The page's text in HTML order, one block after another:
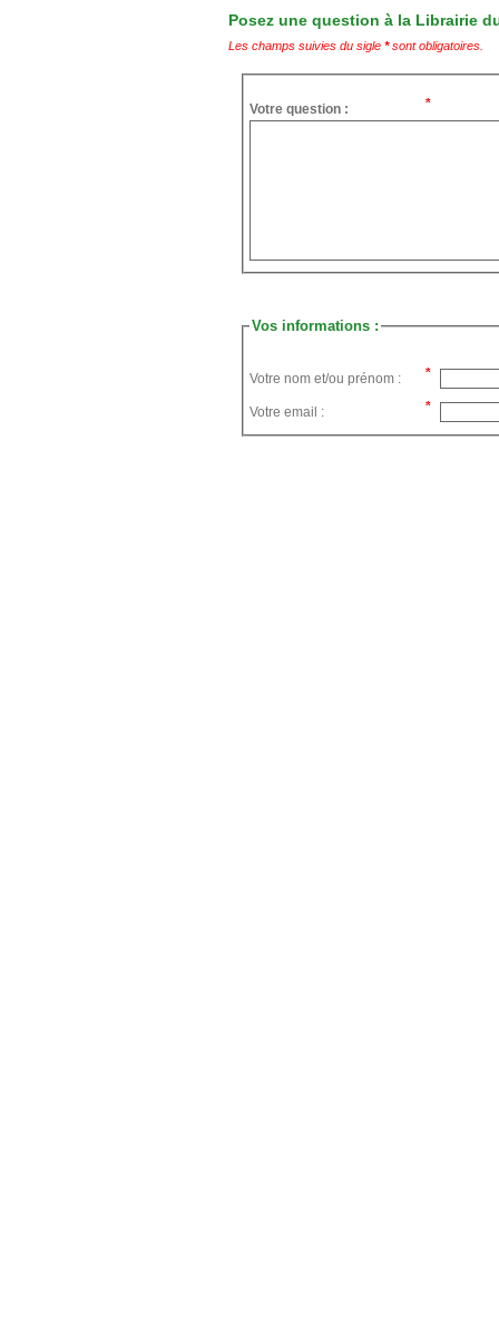
Posez une question à la Librairie
Les champs suivies du sigle *sont obligatoires.
Votre question :
Vos informations :
Votre nom et/ou prénom :
Votre email :